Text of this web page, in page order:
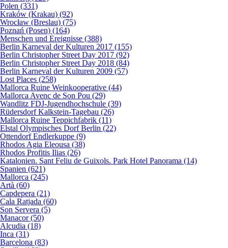
Polen (331)
Kraków (Krakau) (92)
Wrocław (Breslau) (75)
Poznań (Posen) (164)
Menschen und Ereignisse (388)
Berlin Karneval der Kulturen 2017 (155)
Berlin Christopher Street Day 2017 (92)
Berlin Christopher Street Day 2018 (84)
Berlin Karneval der Kulturen 2009 (57)
Lost Places (258)
Mallorca Ruine Weinkooperative (44)
Mallorca Avenc de Son Pou (29)
Wandlitz FDJ-Jugendhochschule (39)
Rüdersdorf Kalkstein-Tagebau (26)
Mallorca Ruine Teppichfabrik (11)
Elstal Olympisches Dorf Berlin (22)
Ottendorf Endlerkuppe (9)
Rhodos Agia Eleousa (38)
Rhodos Profitis Ilias (26)
Katalonien. Sant Feliu de Guixols. Park Hotel Panorama (14)
Spanien (621)
Mallorca (245)
Artà (60)
Capdepera (21)
Cala Ratjada (60)
Son Servera (5)
Manacor (50)
Alcudia (18)
Inca (31)
Barcelona (83)